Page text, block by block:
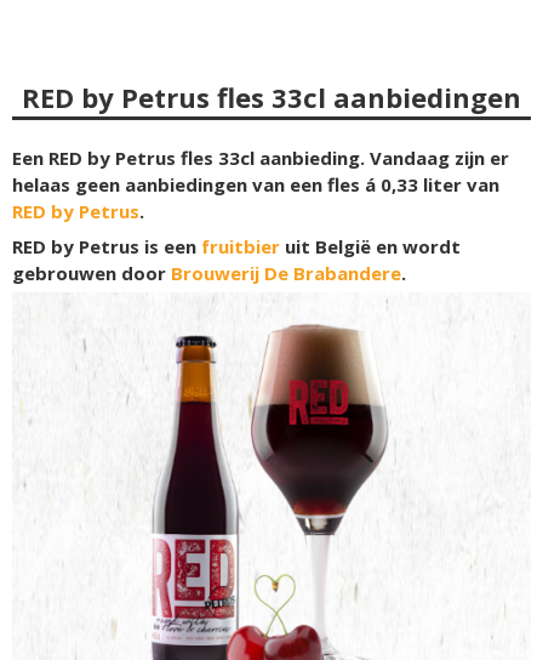
RED by Petrus fles 33cl aanbiedingen
Een RED by Petrus fles 33cl aanbieding. Vandaag zijn er
helaas geen aanbiedingen van een fles á 0,33 liter van
RED by Petrus.
RED by Petrus is een fruitbier uit België en wordt
gebrouwen door Brouwerij De Brabandere.